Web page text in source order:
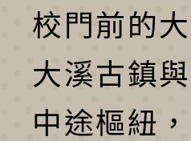
校門前的
大溪古鎮
中途樞紐